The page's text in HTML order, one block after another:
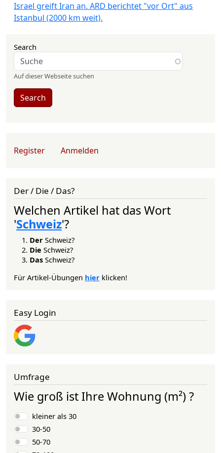
Israel greift Iran an. ARD berichtet "vor Ort" aus
Istanbul (2000 km weit).
Search
Auf dieser Webseite suchen
Search
User account menu
Register Anmelden
Der / Die / Das?
Welchen Artikel hat das Wort
'Schweiz'?
Der Schweiz?
Die Schweiz?
Das Schweiz?
Für Artikel-Übungen hier klicken!
Easy Login
Umfrage
Wie groß ist Ihre Wohnung (m²) ?
Auswahlmöglichkeiten
kleiner als 30
30-50
50-70